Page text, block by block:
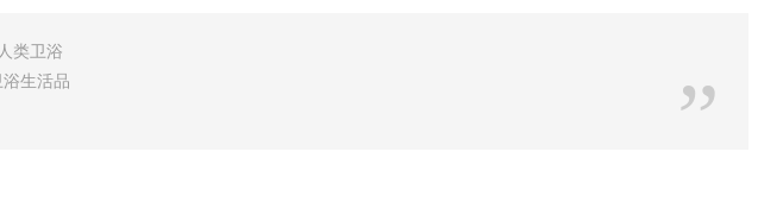
类卫浴
生活品
”